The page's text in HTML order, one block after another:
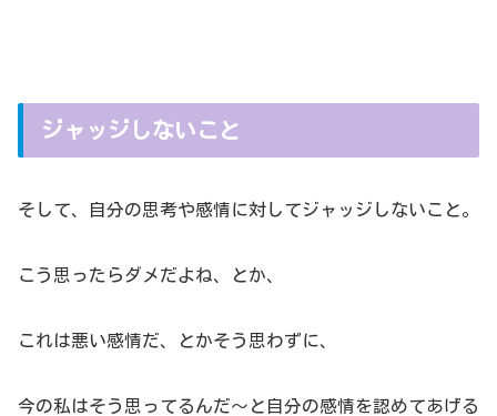
ジャッジしないこと
そして、自分の思考や感情に対してジャッジしないこと。
こう思ったらダメだよね、とか、
これは悪い感情だ、とかそう思わずに、
今の私はそう思ってるんだ～と自分の感情を認めてあげる